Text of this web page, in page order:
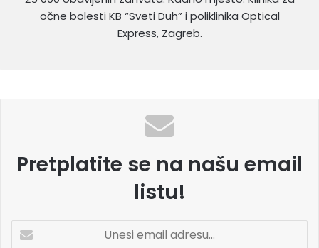
očne bolesti KB “Sveti Duh” i poliklinika Optical
Express, Zagreb.
Pretplatite se na našu email
listu!